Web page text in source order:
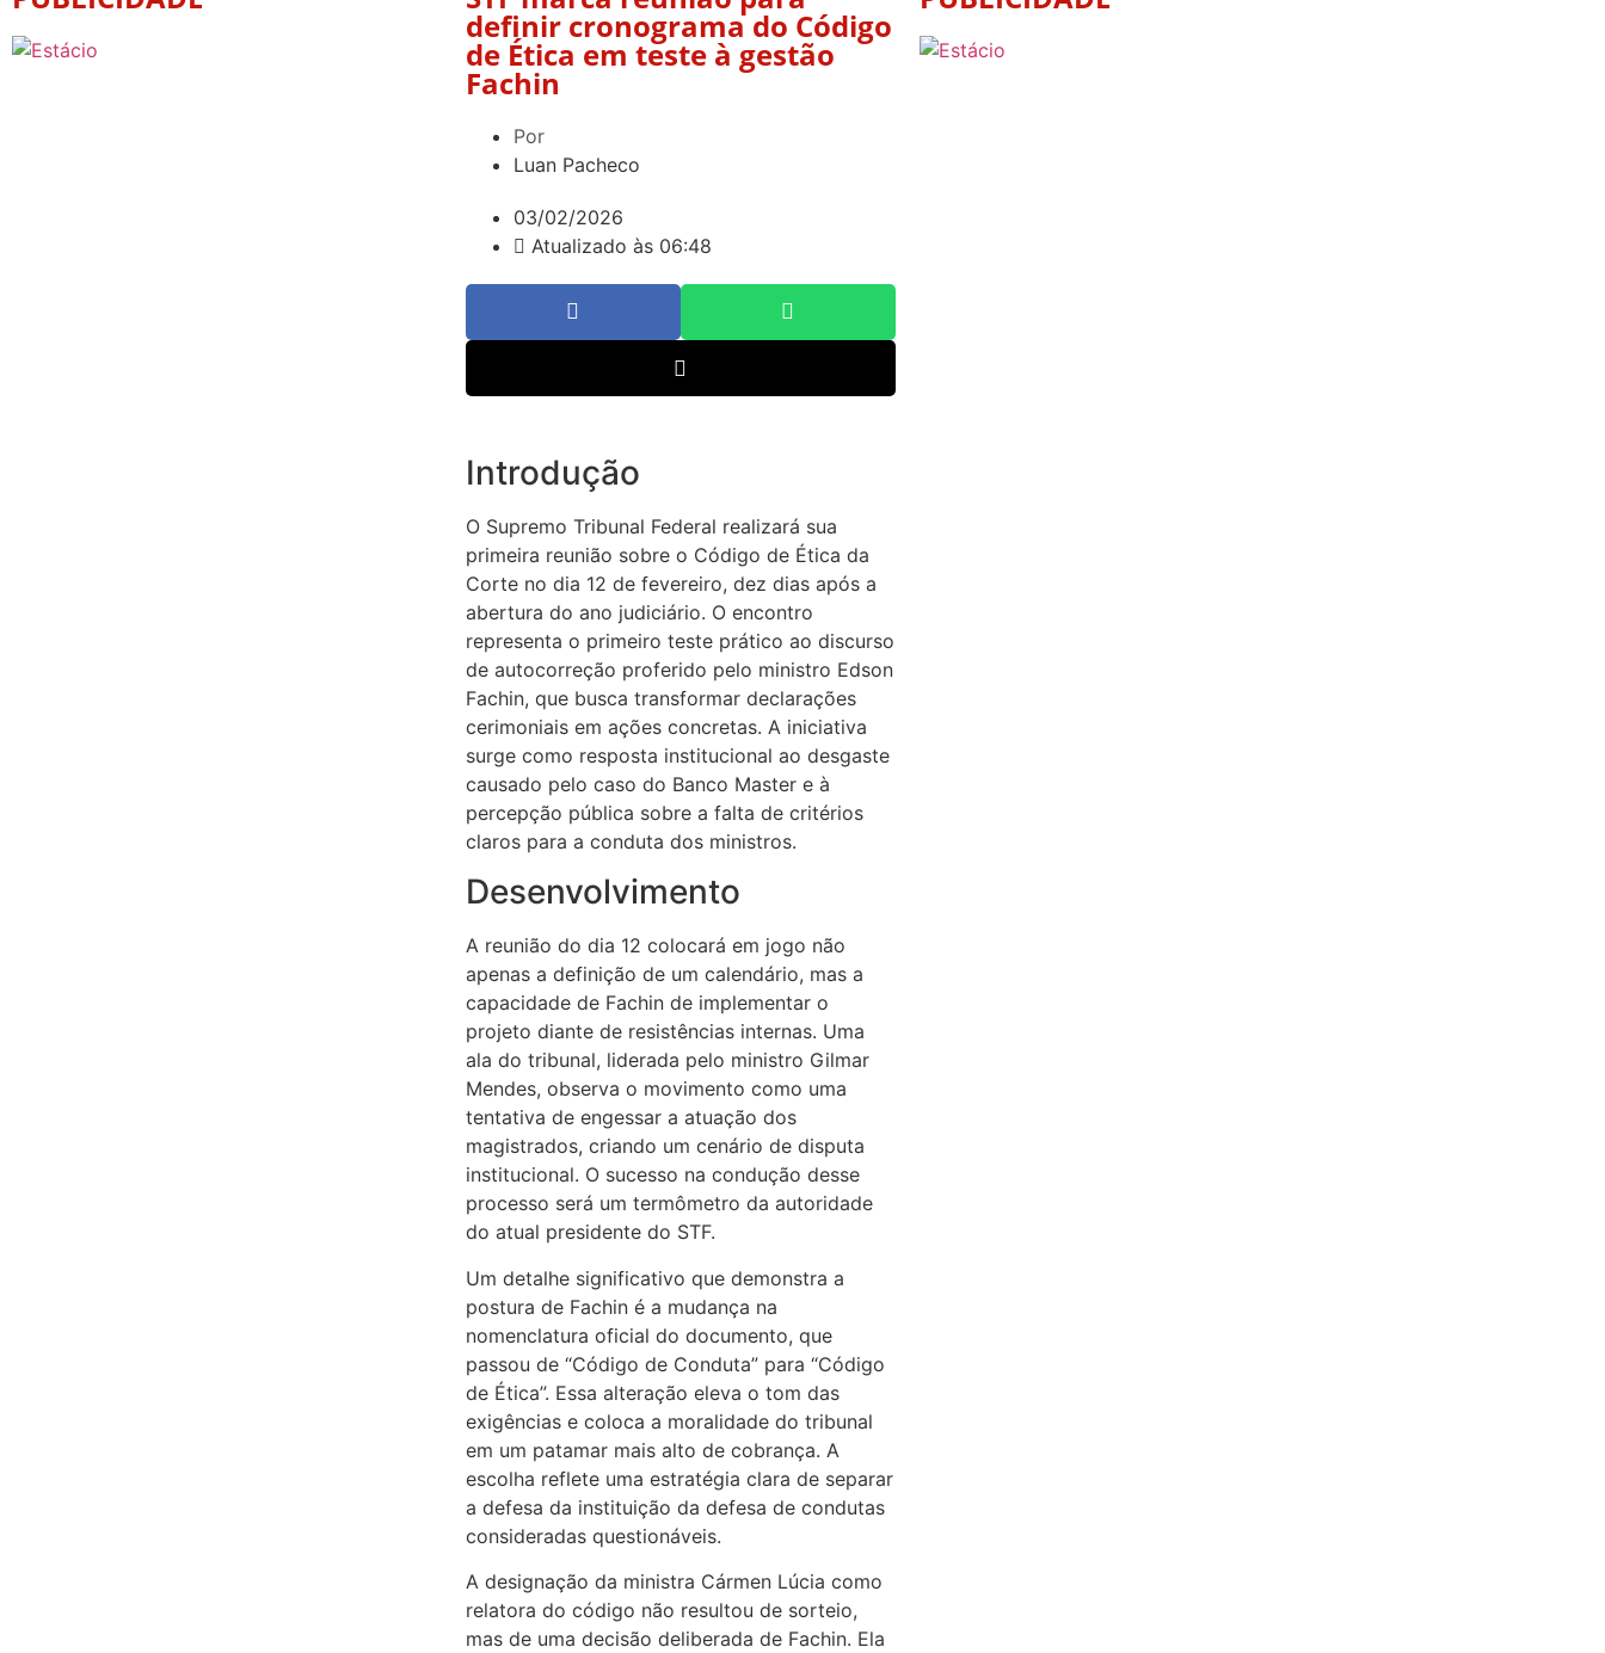
definir cronograma do Código
de Ética em teste à gestão
Fachin
Por
Luan Pacheco
03/02/2026
Atualizado às 06:48
Introdução
O Supremo Tribunal Federal realizará sua
primeira reunião sobre o Código de Ética da
Corte no dia 12 de fevereiro, dez dias após a
abertura do ano judiciário. O encontro
representa o primeiro teste prático ao discurso
de autocorreção proferido pelo ministro Edson
Fachin, que busca transformar declarações
cerimoniais em ações concretas. A iniciativa
surge como resposta institucional ao desgaste
causado pelo caso do Banco Master e à
percepção pública sobre a falta de critérios
claros para a conduta dos ministros.
Desenvolvimento
A reunião do dia 12 colocará em jogo não
apenas a definição de um calendário, mas a
capacidade de Fachin de implementar o
projeto diante de resistências internas. Uma
ala do tribunal, liderada pelo ministro Gilmar
Mendes, observa o movimento como uma
tentativa de engessar a atuação dos
magistrados, criando um cenário de disputa
institucional. O sucesso na condução desse
processo será um termômetro da autoridade
do atual presidente do STF.
Um detalhe significativo que demonstra a
postura de Fachin é a mudança na
nomenclatura oficial do documento, que
passou de “Código de Conduta” para “Código
de Ética”. Essa alteração eleva o tom das
exigências e coloca a moralidade do tribunal
em um patamar mais alto de cobrança. A
escolha reflete uma estratégia clara de separar
a defesa da instituição da defesa de condutas
consideradas questionáveis.
A designação da ministra Cármen Lúcia como
relatora do código não resultou de sorteio,
mas de uma decisão deliberada de Fachin. Ela